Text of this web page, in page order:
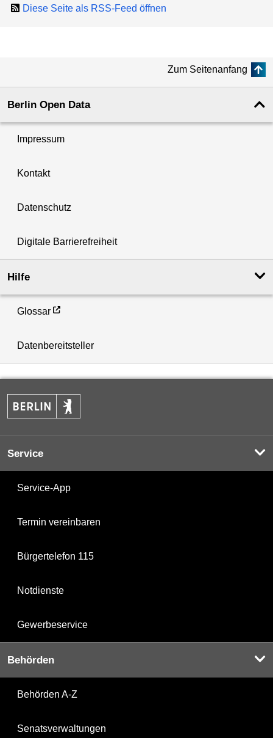
Diese Seite als RSS-Feed öffnen
Zum Seitenanfang
Berlin Open Data
Impressum
Kontakt
Datenschutz
Digitale Barrierefreiheit
Hilfe
Glossar
Datenbereitsteller
Service
Service-App
Termin vereinbaren
Bürgertelefon 115
Notdienste
Gewerbeservice
Behörden
Behörden A-Z
Senatsverwaltungen